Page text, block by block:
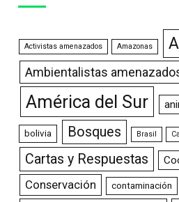
Activistas amenazados Amazonas
Ambientalistas
América del Sur
bolivia Bosques Brasil
Cartas y Respuestas
Conservación contaminación